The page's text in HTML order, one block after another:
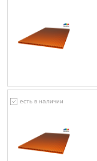
есть в наличии